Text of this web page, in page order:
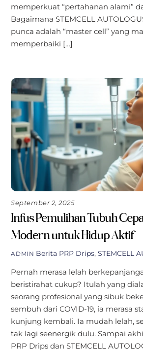
memperkuat “pertahanan alami”
Bagaimana STEMCELL
punca adalah “master cell” yang
memperbaiki […]
September 2, 2025
Infus Pemulihan Tubuh
Modern untuk Hidup Aktif
ADMIN Berita PRP Drips,STEMCELL
Pernah merasa lelah
beristirahat cukup? Itulah yang
seorang profesional yang sibuk
sembuh dari COVID-19, ia merasa
kunjung kembali. Ia mudah lelah,
tak lagi seenergik dulu. Sampai
PRP Drips dan STEMCELL